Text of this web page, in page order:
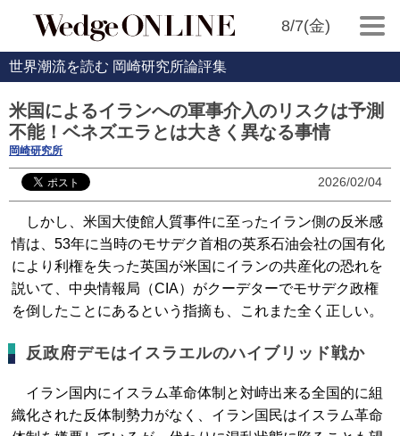
8/7(金)
世界潮流を読む 岡崎研究所論評集
米国によるイランへの軍事介入のリスクは予測
不能！ベネズエラとは大きく異なる事情
岡崎研究所
2026/02/04
しかし、米国大使館人質事件に至ったイラン側の反米感
情は、53年に当時のモサデク首相の英系石油会社の国有化
により利権を失った英国が米国にイランの共産化の恐れを
説いて、中央情報局（CIA）がクーデターでモサデク政権
を倒したことにあるという指摘も、これまた全く正しい。
反政府デモはイスラエルのハイブリッド戦か
イラン国内にイスラム革命体制と対峙出来る全国的に組
織化された反体制勢力がなく、イラン国民はイスラム革命